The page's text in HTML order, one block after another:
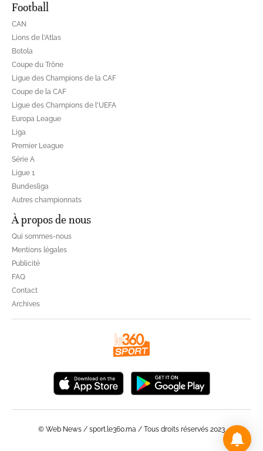
Football
CAN
Lions de l'Atlas
Botola
Coupe du Trône
Ligue des Champions de la CAF
Coupe de la CAF
Ligue des Champions de l'UEFA
Europa League
Liga
Premier League
Série A
Ligue 1
Bundesliga
Autres championnats
À propos de nous
Qui sommes-nous
Mentions légales
Publicité
FAQ
Contact
Archives
© Web News / sport.le360.ma / Tous droits réservés 2023